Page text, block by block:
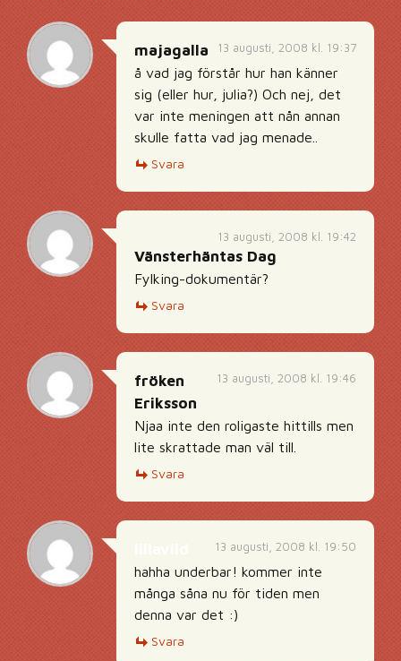
13 augusti, 2008 kl. 19:37
majagalla
å vad jag förstår hur han känner
sig (eller hur, julia?) Och nej, det
var inte meningen att nån annan
skulle fatta vad jag menade..
Svara
13 augusti, 2008 kl. 19:42
Vänsterhäntas Dag
Fylking-dokumentär?
Svara
13 augusti, 2008 kl. 19:46
fröken
Eriksson
Njaa inte den roligaste hittills men
lite skrattade man väl till.
Svara
13 augusti, 2008 kl. 19:50
hahha underbar! kommer inte
många såna nu för tiden men
denna var det :)
Svara